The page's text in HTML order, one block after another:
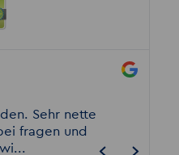
Sehr nette
fragen und
hier